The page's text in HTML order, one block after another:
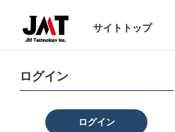
サイトトップ
ログイン
ログイン